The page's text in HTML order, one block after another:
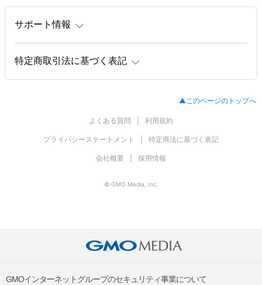
サポート情報
特定商取引法に基づく表記
▲このページのトップへ
よくある質問 利用規約
プライバシーステートメント 特定商法に基づく表記
会社概要 採用情報
© GMO Media, Inc.
GMOインターネットグループのセキュリティ事業について